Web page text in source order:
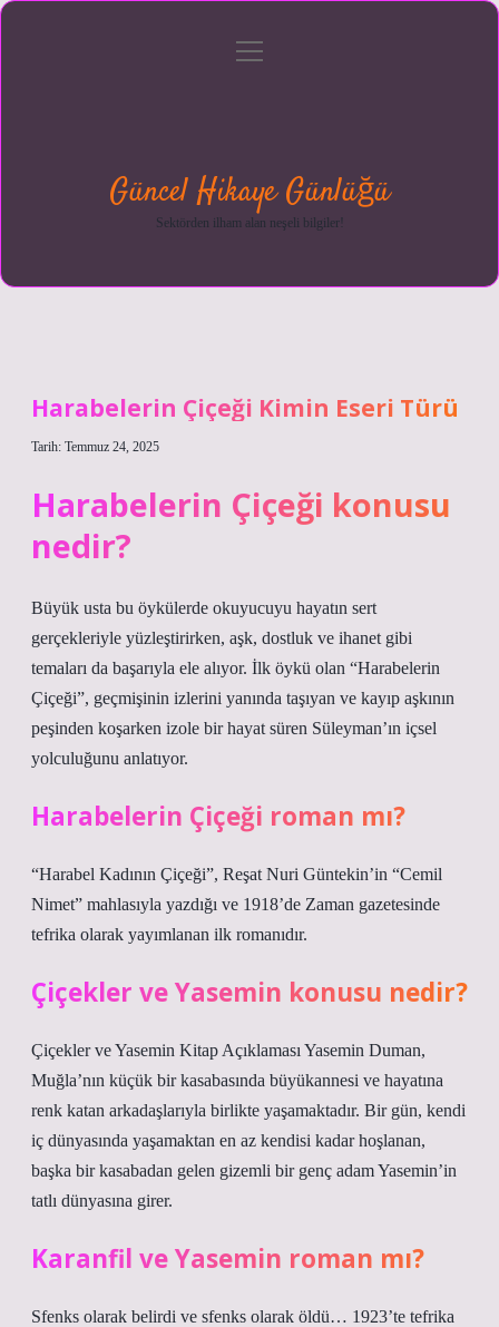
menüyü
Güncel Hikaye Günlüğü
Sektörden ilham alan neşeli bilgiler!
Harabelerin Çiçeği Kimin Eseri Türü
Tarih: Temmuz 24, 2025
Harabelerin Çiçeği konusu
nedir?
Büyük usta bu öykülerde okuyucuyu hayatın sert
gerçekleriyle yüzleştirirken, aşk, dostluk ve ihanet gibi
temaları da başarıyla ele alıyor. İlk öykü olan “Harabelerin
Çiçeği”, geçmişinin izlerini yanında taşıyan ve kayıp aşkının
peşinden koşarken izole bir hayat süren Süleyman’ın içsel
yolculuğunu anlatıyor.
Harabelerin Çiçeği roman mı?
“Harabel Kadının Çiçeği”, Reşat Nuri Güntekin’in “Cemil
Nimet” mahlasıyla yazdığı ve 1918’de Zaman gazetesinde
tefrika olarak yayımlanan ilk romanıdır.
Çiçekler ve Yasemin konusu nedir?
Çiçekler ve Yasemin Kitap Açıklaması Yasemin Duman,
Muğla’nın küçük bir kasabasında büyükannesi ve hayatına
renk katan arkadaşlarıyla birlikte yaşamaktadır. Bir gün, kendi
iç dünyasında yaşamaktan en az kendisi kadar hoşlanan,
başka bir kasabadan gelen gizemli bir genç adam Yasemin’in
tatlı dünyasına girer.
Karanfil ve Yasemin roman mı?
Sfenks olarak belirdi ve sfenks olarak öldü… 1923’te tefrika